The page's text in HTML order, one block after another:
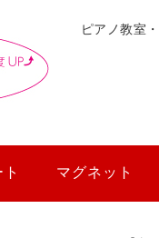
ピアノ教室
マグネット